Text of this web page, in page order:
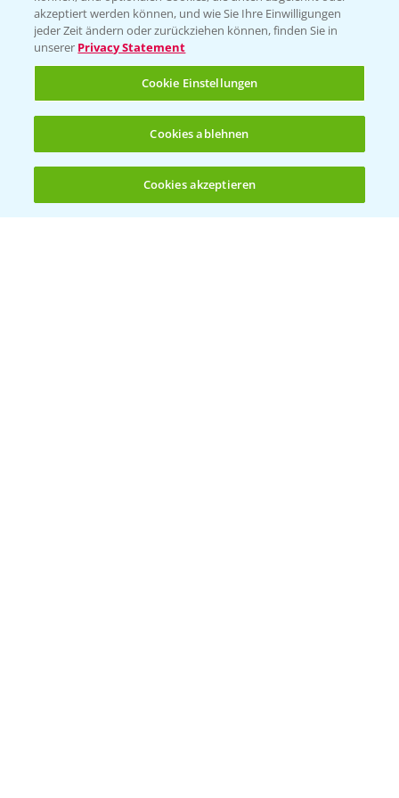
(noch 4)
Vegetables Deutschland
Infos
LINKS
Apps
Wetter Aktuell
akzeptiert werden können, und wie Sie Ihre Einwilligungen
jeder Zeit ändern oder zurückziehen können, finden Sie in
unserer Privacy Statement
Cookie Einstellungen
Cookies ablehnen
Cookies akzeptieren